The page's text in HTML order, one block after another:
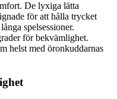
De lyxiga lätta
för att hålla trycket
spelsessioner.
för bekvämlighet.
helst med öronkuddarnas